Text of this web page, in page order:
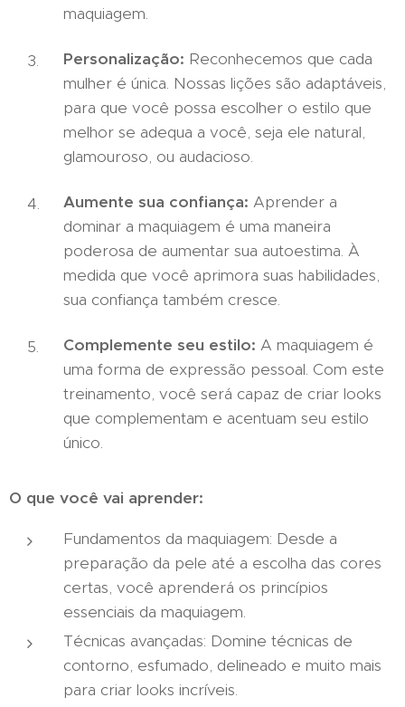
maquiagem.
Personalização: Reconhecemos que cada
mulher é única. Nossas lições são adaptáveis,
para que você possa escolher o estilo que
melhor se adequa a você, seja ele natural,
glamouroso, ou audacioso.
Aumente sua confiança: Aprender a
dominar a maquiagem é uma maneira
poderosa de aumentar sua autoestima. À
medida que você aprimora suas habilidades,
sua confiança também cresce.
Complemente seu estilo: A maquiagem é
uma forma de expressão pessoal. Com este
treinamento, você será capaz de criar looks
que complementam e acentuam seu estilo
único.
O que você vai aprender:
Fundamentos da maquiagem: Desde a
preparação da pele até a escolha das cores
certas, você aprenderá os princípios
essenciais da maquiagem.
Técnicas avançadas: Domine técnicas de
contorno, esfumado, delineado e muito mais
para criar looks incríveis.